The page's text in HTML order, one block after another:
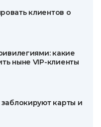
клиентов о
какие
ныне VIP-клиенты
карты и